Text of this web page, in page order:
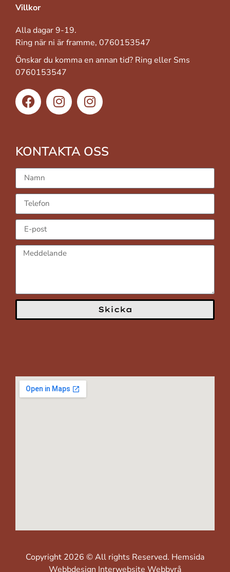
Villkor
Alla dagar 9-19.
Ring när ni är framme, 0760153547
Önskar du komma en annan tid? Ring eller Sms
0760153547
KONTAKTA OSS
Skicka
Copyright 2026 © All rights Reserved. Hemsida
Webbdesign Interwebsite Webbyrå